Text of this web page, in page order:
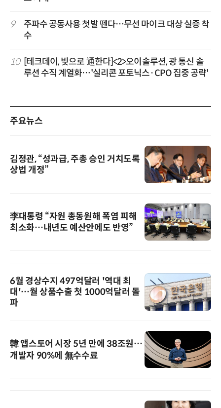
9
주파수 공동사용 첫발 뗀다…무선 마이크 대상 실증 착
수
10
[테크데이, 빛으로 通한다]<2>오이솔루션, 광 통신 솔
루션 수직 계열화…'실리콘 포토닉스·CPO 집중 공략'
주요뉴스
김정관, “성과급, 주총 승인 거치도록
상법 개정”
李대통령 “자원 총동원해 폭염 피해
최소화…내년도 예산안에도 반영”
6월 경상수지 497억달러 '역대 최
대'…월 상품수출 첫 1000억달러 돌
파
韓 앱스토어 시장 5년 만에 38조원…
개발자 90%에 無수수료